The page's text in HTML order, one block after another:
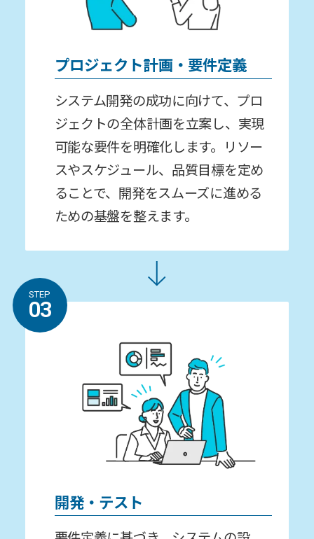
プロジェクト計画・要件定義
システム開発の成功に向けて、プロ
ジェクトの全体計画を⽴案し、実現
可能な要件を明確化します。リソー
スやスケジュール、品質⽬標を定め
ることで、開発をスムーズに進める
ための基盤を整えます。
STEP
03
開発・テスト